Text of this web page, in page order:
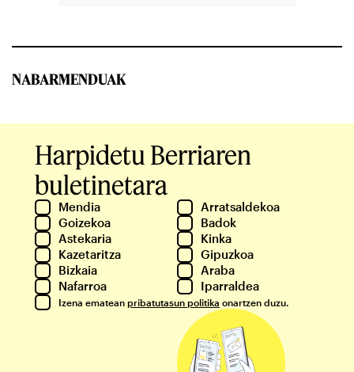
NABARMENDUAK
Harpidetu Berriaren
buletinetara
Mendia
Arratsaldekoa
Goizekoa
Badok
Astekaria
Kinka
Kazetaritza
Gipuzkoa
Bizkaia
Araba
Nafarroa
Iparraldea
Izena ematean pribatutasun politika onartzen duzu.